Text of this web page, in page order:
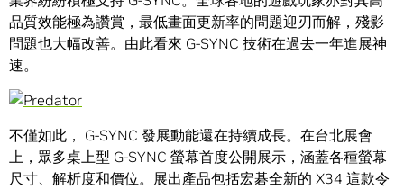
品質效能極為讚賞，最低畫面更新率的問題迎刃而解，殘影
問題也大幅改善。由此看來 G-SYNC 技術在過去一年進展神
速。
不僅如此， G-SYNC 發展動能還在持續成長。在台北展會
上，眾多桌上型 G-SYNC 螢幕首度公開展示，涵蓋各種螢幕
尺寸、解析度和價位。展出產品包括宏碁全新的 X34 這款令